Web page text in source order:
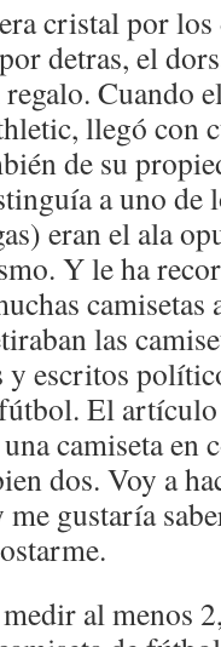
cristal por
detras, el
Cuando
llegó con
de su
a uno de
eran el ala
Y le ha
camisetas
las
escritos
El artículo
camiseta en
dos. Voy a
gustaría
al menos